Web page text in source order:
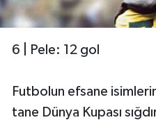
6 | Pele: 12 gol
Futbolun efsane
tane Dünya Kupası